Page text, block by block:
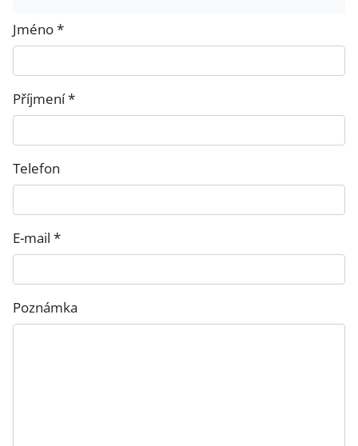
Jméno *
Příjmení *
Telefon
E-mail *
Poznámka